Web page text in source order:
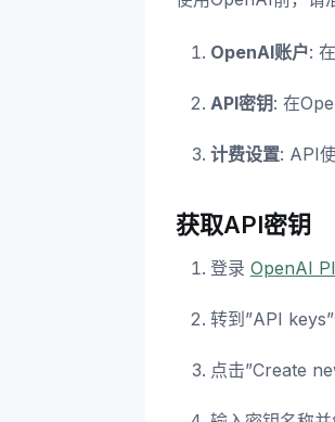
OpenAI账户: 在
API密钥: 在
计费设置: API
获取API密钥
登录 OpenAI
转到”API
点击”Create